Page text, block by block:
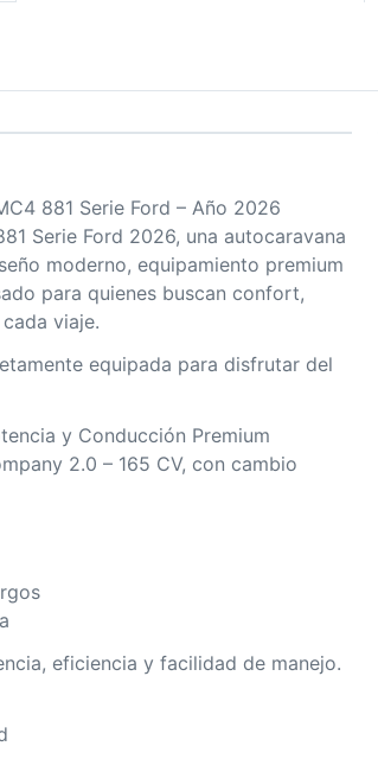
881 Serie Ford – Año 2026
Serie Ford 2026, una autocaravana
moderno, equipamiento premium
para quienes buscan confort,
viaje.
equipada para disfrutar del
y Conducción Premium
2.0 – 165 CV, con cambio
eficiencia y facilidad de manejo.